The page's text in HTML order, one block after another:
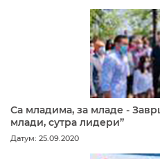
Са младима, за младе -
млади, сутра лидери”
Датум: 25.09.2020